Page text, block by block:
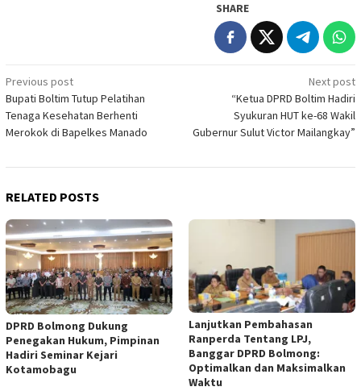
SHARE
Post
navigation
Previous post
Bupati Boltim Tutup Pelatihan
Tenaga Kesehatan Berhenti
Merokok di Bapelkes Manado
Next post
“Ketua DPRD Boltim Hadiri
Syukuran HUT ke-68 Wakil
Gubernur Sulut Victor Mailangkay”
RELATED POSTS
DPRD Bolmong Dukung
Penegakan Hukum, Pimpinan
Hadiri Seminar Kejari
Kotamobagu
Lanjutkan Pembahasan
Ranperda Tentang LPJ,
Banggar DPRD Bolmong:
Optimalkan dan Maksimalkan
Waktu